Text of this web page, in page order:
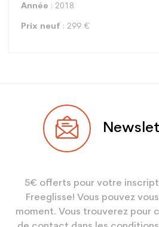
Année : 2018
Prix neuf : 299 €
Utilisateur Mixte
Coloris Noir
En achetant d'occasion :
Economie CO² (en kg)
3.9
5€ offerts pour votre
Freeglisse! Vous pouvez
moment. Vous trouverez pour